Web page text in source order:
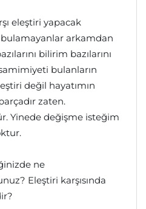
eleştiri yapacak
arkamdan
bilirim bazılarını
bulanların
değil hayatımın
zaten.
Yinede değişme isteğim
ne
Eleştiri karşısında